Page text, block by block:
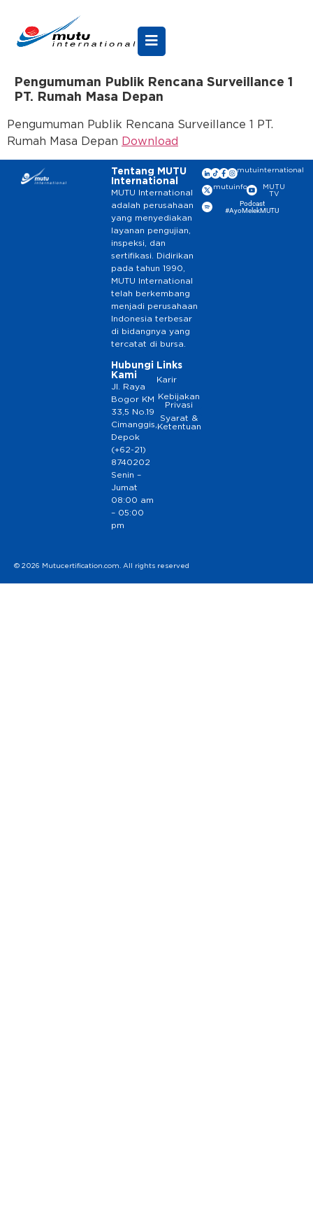
Pengumuman Publik Rencana Surveillance 1
PT. Rumah Masa Depan
Pengumuman Publik Rencana Surveillance 1 PT.
Rumah Masa Depan Download
Tentang MUTU
International
MUTU International
adalah perusahaan
yang menyediakan
layanan pengujian,
inspeksi, dan
sertifikasi. Didirikan
pada tahun 1990,
MUTU International
telah berkembang
menjadi perusahaan
Indonesia terbesar
di bidangnya yang
tercatat di bursa.
Hubungi
Kami
Jl. Raya
Bogor KM
33,5 No.19
Cimanggis,
Depok
(+62-21)
8740202
Senin –
Jumat
08:00 am
– 05:00
pm
Links
Karir
Kebijakan
Privasi
Syarat &
Ketentuan
mutuinternational
mutuinfo
MUTU
TV
Podcast
#AyoMelekMUTU
© 2026 Mutucertification.com. All rights reserved